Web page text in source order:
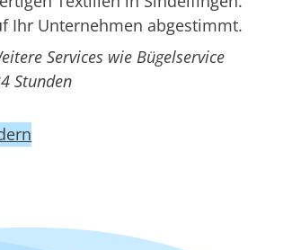
Ihr Unternehmen abgestimmt.
Services wie Bügelservice
Stunden